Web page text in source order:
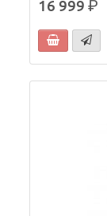
16 999р.